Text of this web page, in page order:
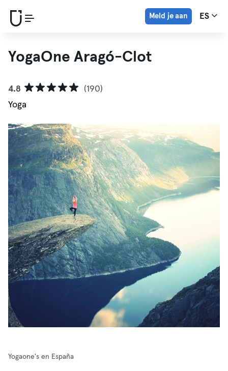
Meld je aan ES
YogaOne Aragó-Clot
4.8
(190)
Yoga
Yogaone's en España